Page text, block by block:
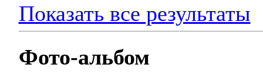
Показать все результаты
Фото-альбом